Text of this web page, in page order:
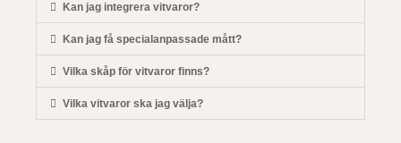
Kan jag integrera vitvaror?
Kan jag få specialanpassade mått?
Vilka skåp för vitvaror finns?
Vilka vitvaror ska jag välja?